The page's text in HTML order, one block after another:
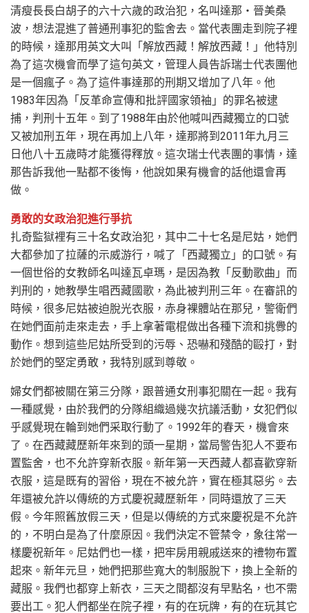
清瘦長長白胡子的六十六歲的政治犯，名叫達那‧晉美桑
波，想法混進了普通刑事犯的監舍去。當代表團走到院子裡
的時候，達那用英文大叫「解放西藏！解放西藏！」他特別
為了這次機會而學了這句英文，管理人員告訴瑞士代表團他
是一個瘋子。為了這件事達那的刑期又增加了八年。他
1983年因為「反革命宣傳和批評國家領袖」的罪名被逮
捕，判刑十五年。到了1988年由於他喊叫西藏獨立的口號
又被加刑五年，現在再加上八年，達那將到2011年九月三
日他八十五歲時才能獲得釋放。這次瑞士代表團的事情，達
那告訴我他一點都不後悔，他說如果有機會的話他還會再
做。
勇敢的女政治犯進行爭抗
扎奇監獄裡有三十名女政治犯，其中二十七名是尼姑，她們
大都參加了拉薩的示威游行，喊了「西藏獨立」的口號。有
一個世俗的女教師名叫達瓦卓瑪，是因為教「反動歌曲」而
判刑的，她教學生唱西藏國歌，為此被判刑三年。在審訊的
時候，很多尼姑被迫脫光衣服，赤身裸體站在那兒，警衛們
在她們面前走來走去，手上拿著電棍做出各種下流和挑釁的
動作。想到這些尼姑所受到的污辱、恐嚇和殘酷的毆打，對
於她們的堅定勇敢，我特別感到尊敬。
婦女們都被關在第三分隊，跟普通女刑事犯關在一起。我有
一種感覺，由於我們的分隊組織過幾次抗議活動，女犯們似
乎感覺現在輪到她們采取行動了。1992年的春天，機會來
了。在西藏藏歷新年來到的頭一星期，當局警告犯人不要布
置監舍，也不允許穿新衣服。新年第一天西藏人都喜歡穿新
衣服，這是既有的習俗，現在不被允許，實在極其惡劣。去
年還被允許以傳統的方式慶祝藏歷新年，同時還放了三天
假。今年照舊放假三天，但是以傳統的方式來慶祝是不允許
的，不明白是為了什麼原因。我們決定不管禁令，象往常一
樣慶祝新年。尼姑們也一樣，把牢房用親戚送來的禮物布置
起來。新年元旦，她們把那些寬大的制服脫下，換上全新的
藏服。我們也都穿上新衣，三天之間都沒有早點名，也不需
要出工。犯人們都坐在院子裡，有的在玩牌，有的在玩其它